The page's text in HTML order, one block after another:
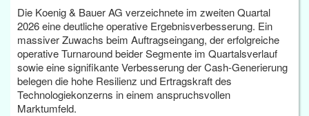
Die Koenig & Bauer AG verzeichnete im zweiten Quartal
2026 eine deutliche operative Ergebnisverbesserung. Ein
massiver Zuwachs beim Auftragseingang, der erfolgreiche
operative Turnaround beider Segmente im Quartalsverlauf
sowie eine signifikante Verbesserung der Cash-Generierung
belegen die hohe Resilienz und Ertragskraft des
Technologiekonzerns in einem anspruchsvollen
Marktumfeld.